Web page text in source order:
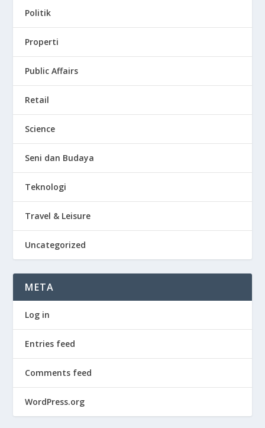
Politik
Properti
Public Affairs
Retail
Science
Seni dan Budaya
Teknologi
Travel & Leisure
Uncategorized
META
Log in
Entries feed
Comments feed
WordPress.org